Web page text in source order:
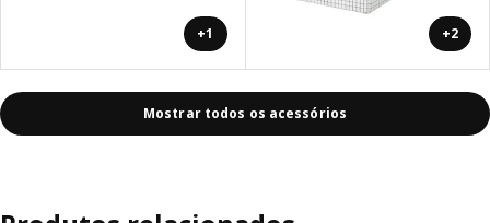
+1 +2
Mostrar todos os acessórios